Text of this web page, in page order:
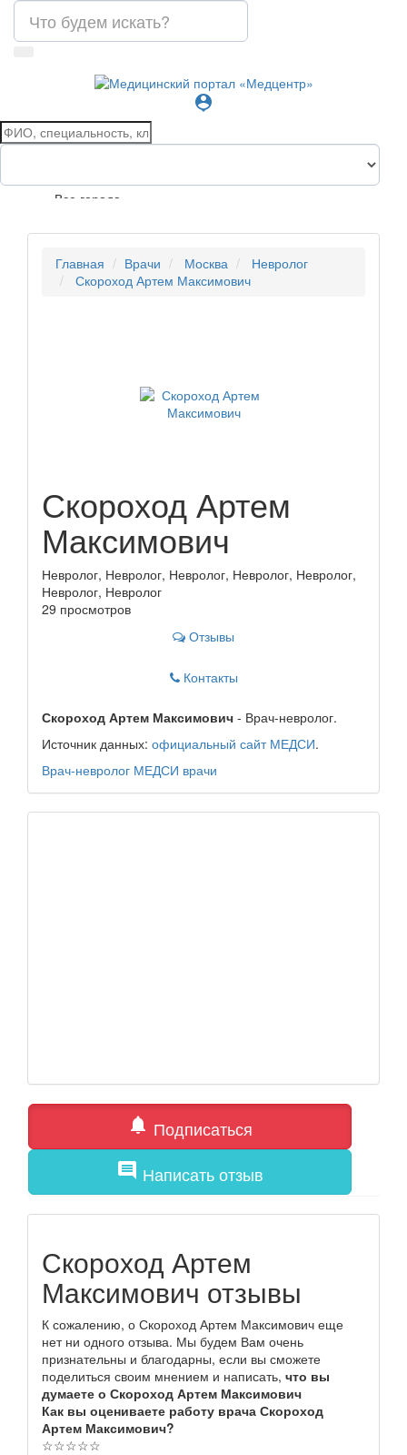
person_pin
Все города
Главная Врачи Москва
Невролог
Скороход Артем Максимович
Скороход Артем
Максимович
Невролог, Невролог, Невролог, Невролог, Невролог,
Невролог, Невролог
29 просмотров
Отзывы
Контакты
Скороход Артем Максимович - Врач-невролог.
Источник данных: официальный сайт МЕДСИ.
Врач-невролог МЕДСИ врачи
notifications Подписаться
comment Написать отзыв
Скороход Артем
Максимович отзывы
К сожалению, о Скороход Артем Максимович еще
нет ни одного отзыва. Мы будем Вам очень
признательны и благодарны, если вы сможете
поделиться своим мнением и написать, что вы
думаете о Скороход Артем Максимович
Как вы оцениваете работу врача Скороход
Артем Максимович?
☆☆☆☆☆